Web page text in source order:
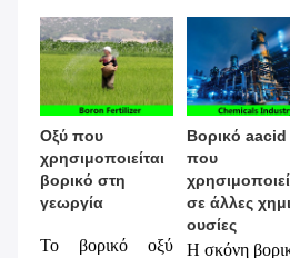
Οξύ που
χρησιμοποιείται
βορικό στη
γεωργία
Το βορικό οξύ
Βορικό aacid
που
σε άλλες
ουσίες
Η σκόνη